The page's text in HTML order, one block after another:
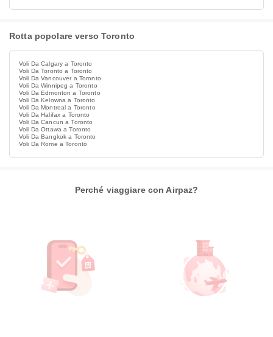
Rotta popolare verso Toronto
Voli Da Calgary a Toronto
Voli Da Toronto a Toronto
Voli Da Vancouver a Toronto
Voli Da Winnipeg a Toronto
Voli Da Edmonton a Toronto
Voli Da Kelowna a Toronto
Voli Da Montreal a Toronto
Voli Da Halifax a Toronto
Voli Da Cancun a Toronto
Voli Da Ottawa a Toronto
Voli Da Bangkok a Toronto
Voli Da Rome a Toronto
Perché viaggiare con Airpaz?